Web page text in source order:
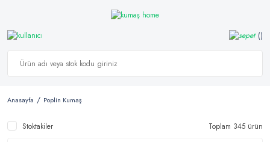
Anasayfa Poplin Kumaş
Stoktakiler Toplam 345 ürün